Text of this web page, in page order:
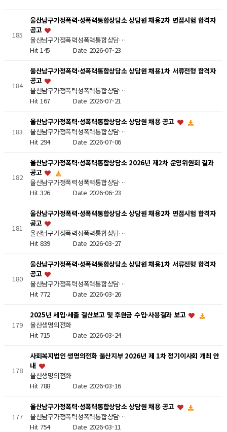
185
울산남구가정폭력·성폭력통합상담소 상담원 채용2차 면접시험 합격자
공고
울산남구가정폭력성폭력통합상담…
Hit 145Date 2026-07-23
184
울산남구가정폭력·성폭력통합상담소 상담원 채용1차 서류전형 합격자
공고
울산남구가정폭력성폭력통합상담…
Hit 167Date 2026-07-21
183
울산남구가정폭력·성폭력통합상담소 상담원 채용 공고
울산남구가정폭력성폭력통합상담…
Hit 294Date 2026-07-06
182
울산남구가정폭력·성폭력통합상담소 2026년 제2차 운영위원회 결과
공고
울산남구가정폭력성폭력통합상담…
Hit 326Date 2026-06-23
181
울산남구가정폭력·성폭력통합상담소 상담원 채용2차 면접시험 합격자
공고
울산남구가정폭력성폭력통합상담…
Hit 839Date 2026-03-27
180
울산남구가정폭력·성폭력통합상담소 상담원 채용1차 서류전형 합격자
공고
울산남구가정폭력성폭력통합상담…
Hit 772Date 2026-03-26
179
2025년 세입·세출 결산보고 및 후원금 수입·사용결과 보고
울산생명의전화
Hit 715Date 2026-03-24
178
사회복지법인 생명의전화 울산지부 2026년 제 1차 정기이사회 개최 안
내
울산생명의전화
Hit 788Date 2026-03-16
177
울산남구가정폭력·성폭력통합상담소 상담원 채용 공고
울산남구가정폭력성폭력통합상담…
Hit 754Date 2026-03-11